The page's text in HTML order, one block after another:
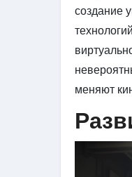
создание
меняют